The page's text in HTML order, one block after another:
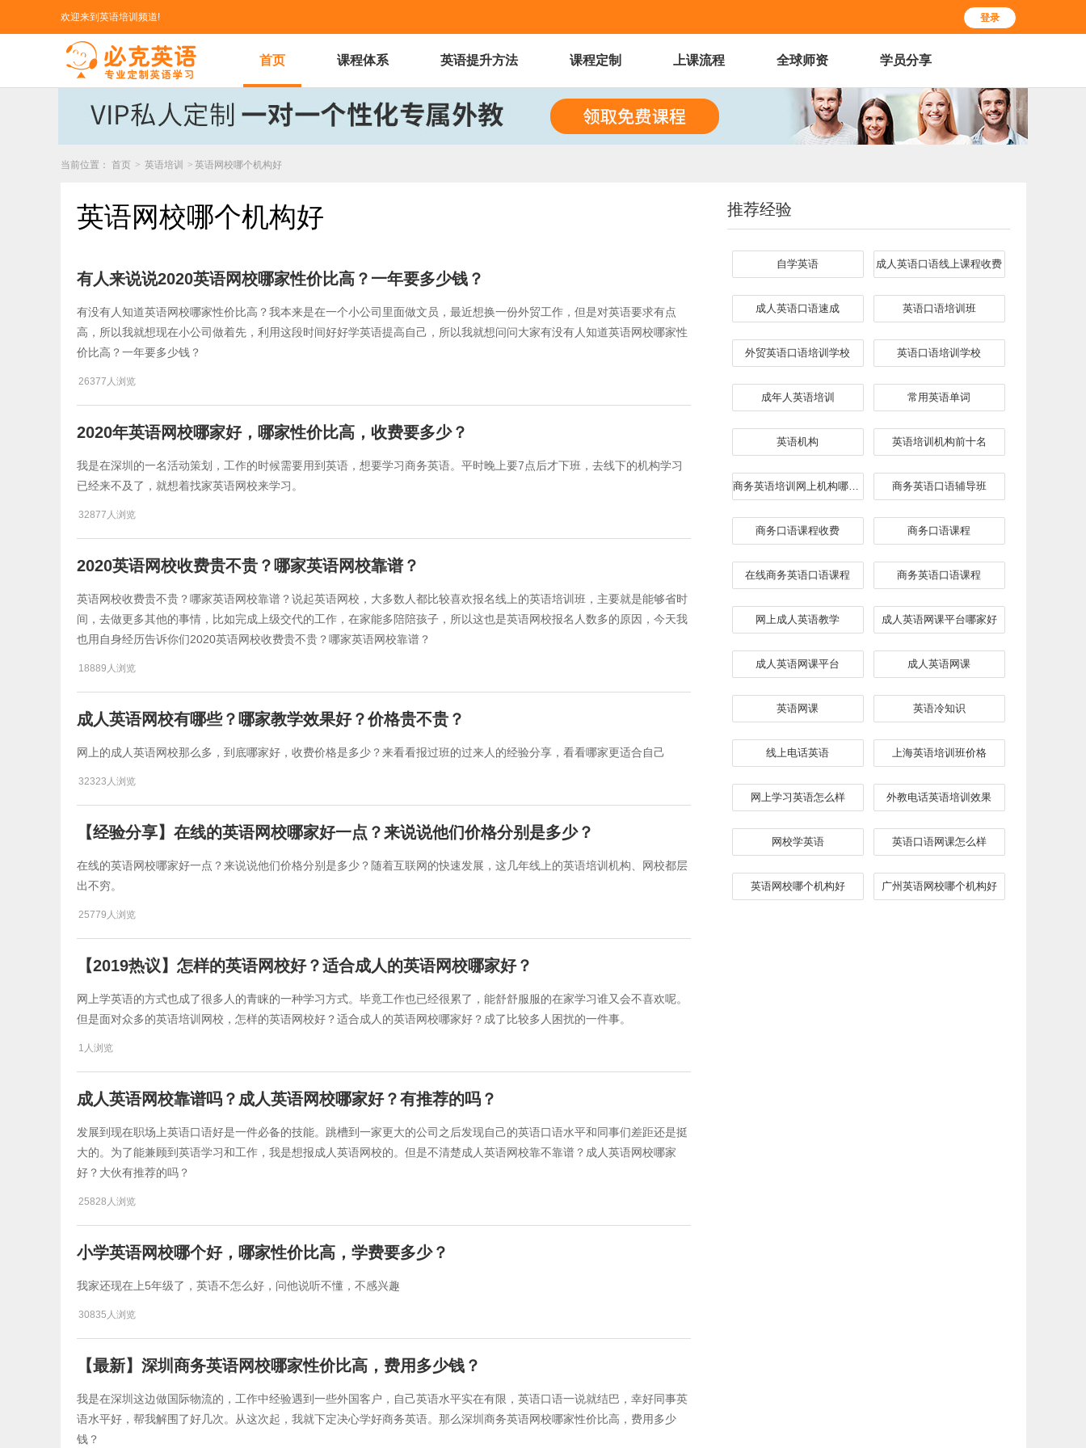
登录
欢迎来到英语培训频道!
首页 课程体系 英语提升方法 课程定制 上课流程 全球师资 学员分享
当前位置： 首页 > 英语培训 > 英语网校哪个机构好
英语网校哪个机构好
有人来说说2020英语网校哪家性价比高？一年要多少钱？
有没有人知道英语网校哪家性价比高？我本来是在一个小公司里面做文员，最近想换一份外贸工作，但是对英语要求有点
高，所以我就想现在小公司做着先，利用这段时间好好学英语提高自己，所以我就想问问大家有没有人知道英语网校哪家性
价比高？一年要多少钱？
26377人浏览
2020年英语网校哪家好，哪家性价比高，收费要多少？
我是在深圳的一名活动策划，工作的时候需要用到英语，想要学习商务英语。平时晚上要7点后才下班，去线下的机构学习
已经来不及了，就想着找家英语网校来学习。
32877人浏览
2020英语网校收费贵不贵？哪家英语网校靠谱？
英语网校收费贵不贵？哪家英语网校靠谱？说起英语网校，大多数人都比较喜欢报名线上的英语培训班，主要就是能够省时
间，去做更多其他的事情，比如完成上级交代的工作，在家能多陪陪孩子，所以这也是英语网校报名人数多的原因，今天我
也用自身经历告诉你们2020英语网校收费贵不贵？哪家英语网校靠谱？
18889人浏览
成人英语网校有哪些？哪家教学效果好？价格贵不贵？
网上的成人英语网校那么多，到底哪家好，收费价格是多少？来看看报过班的过来人的经验分享，看看哪家更适合自己
32323人浏览
【经验分享】在线的英语网校哪家好一点？来说说他们价格分别是多少？
在线的英语网校哪家好一点？来说说他们价格分别是多少？随着互联网的快速发展，这几年线上的英语培训机构、网校都层
出不穷。
25779人浏览
【2019热议】怎样的英语网校好？适合成人的英语网校哪家好？
网上学英语的方式也成了很多人的青睐的一种学习方式。毕竟工作也已经很累了，能舒舒服服的在家学习谁又会不喜欢呢。
但是面对众多的英语培训网校，怎样的英语网校好？适合成人的英语网校哪家好？成了比较多人困扰的一件事。
1人浏览
成人英语网校靠谱吗？成人英语网校哪家好？有推荐的吗？
发展到现在职场上英语口语好是一件必备的技能。跳槽到一家更大的公司之后发现自己的英语口语水平和同事们差距还是挺
大的。为了能兼顾到英语学习和工作，我是想报成人英语网校的。但是不清楚成人英语网校靠不靠谱？成人英语网校哪家
好？大伙有推荐的吗？
25828人浏览
小学英语网校哪个好，哪家性价比高，学费要多少？
我家还现在上5年级了，英语不怎么好，问他说听不懂，不感兴趣
30835人浏览
【最新】深圳商务英语网校哪家性价比高，费用多少钱？
我是在深圳这边做国际物流的，工作中经验遇到一些外国客户，自己英语水平实在有限，英语口语一说就结巴，幸好同事英
语水平好，帮我解围了好几次。从这次起，我就下定决心学好商务英语。那么深圳商务英语网校哪家性价比高，费用多少
钱？
推荐经验
自学英语 成人英语口语线上课程收费
成人英语口语速成 英语口语培训班
外贸英语口语培训学校 英语口语培训学校
成年人英语培训 常用英语单词
英语机构 英语培训机构前十名
商务英语培训网上机构哪家好 ​商务英语口语辅导班
商务口语课程收费 商务口语课程
在线商务英语口语课程 商务英语口语课程
网上成人英语教学 成人英语网课平台哪家好
成人英语网课平台 成人英语网课
英语网课 英语冷知识
线上电话英语 上海英语培训班价格
网上学习英语怎么样 外教电话英语培训效果
网校学英语 英语口语网课怎么样
英语网校哪个机构好 广州英语网校哪个机构好